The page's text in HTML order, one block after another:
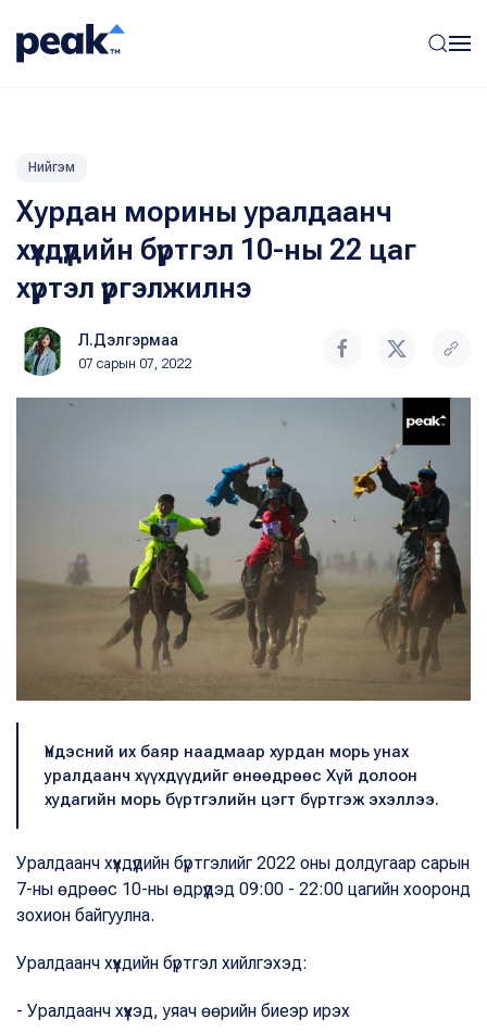
Нийгэм
Хурдан морины уралдаанч
хүүхдүүдийн бүртгэл 10-ны 22 цаг
хүртэл үргэлжилнэ
Л.Дэлгэрмаа
07 сарын 07, 2022
Үндэсний их баяр наадмаар хурдан морь унах
уралдаанч хүүхдүүдийг өнөөдрөөс Хүй долоон
худагийн морь бүртгэлийн цэгт бүртгэж эхэллээ.
Уралдаанч хүүхдүүдийн бүртгэлийг 2022 оны долдугаар сарын
7-ны өдрөөс 10-ны өдрүүдэд 09:00 - 22:00 цагийн хооронд
зохион байгуулна.
Уралдаанч хүүхдийн бүртгэл хийлгэхэд:
- Уралдаанч хүүхэд, уяач өөрийн биеэр ирэх